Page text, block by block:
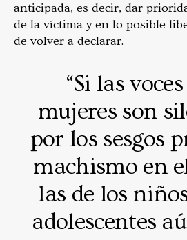
anticipada, es decir, dar
de la víctima y en lo posible
de volver a declarar.
“Si las
mujeres son
por los sesgos
machismo en
las de los
adolescentes